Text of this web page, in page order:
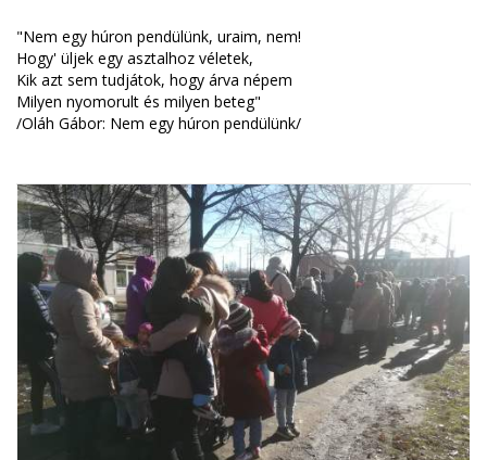
"Nem egy húron pendülünk, uraim, nem!
Hogy' üljek egy asztalhoz véletek,
Kik azt sem tudjátok, hogy árva népem
Milyen nyomorult és milyen beteg"
/Oláh Gábor: Nem egy húron pendülünk/